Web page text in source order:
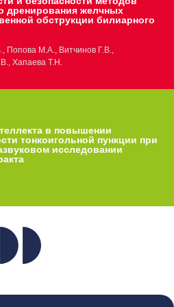
дренирования желчных
обструкции билиарного
Попова М.А., Витчинов Г.В.,
Хапаева Т.Н.
в повышении
тонкоигольной пункции при
исследовании